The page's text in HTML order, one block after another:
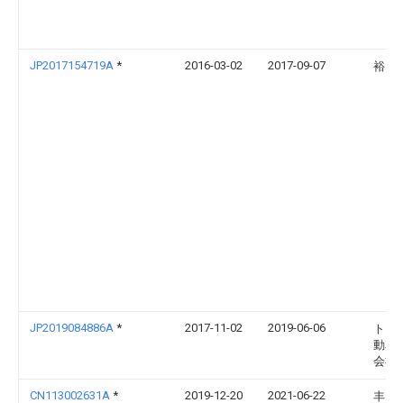
JP2017154719A * 2016-03-02 2017-09-07 裕 中
JP2019084886A * 2017-11-02 2019-06-06
トヨ
動車
会社
CN113002631A * 2019-12-20 2021-06-22
丰田